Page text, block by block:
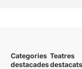
Categories
destacades
Teatres
destacats